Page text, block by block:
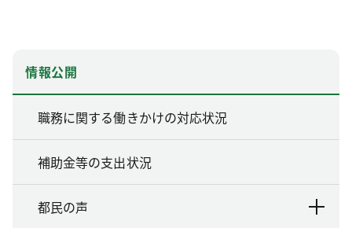
情報公開
職務に関する働きかけの対応状況
補助金等の支出状況
都民の声